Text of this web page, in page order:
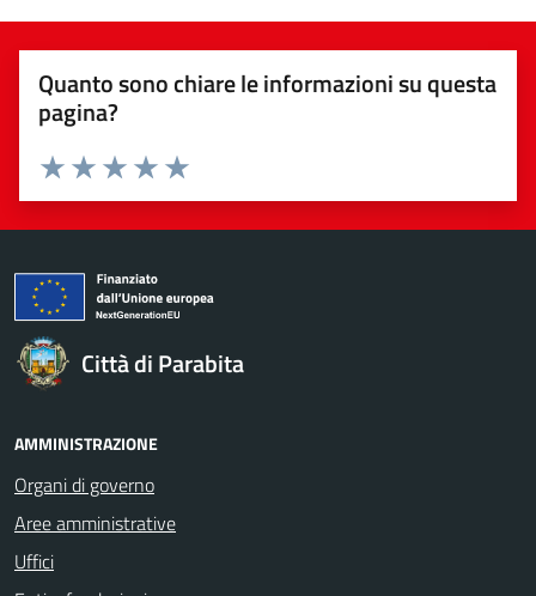
Quanto sono chiare le informazioni su questa
pagina?
Valuta da 1 a 5 stelle la pagina
Valuta 5 stelle su 5
Valuta 4 stelle su 5
Valuta 3 stelle su 5
Valuta 2 stelle su 5
Valuta 1 stelle su 5
Città di Parabita
AMMINISTRAZIONE
Organi di governo
Aree amministrative
Uffici